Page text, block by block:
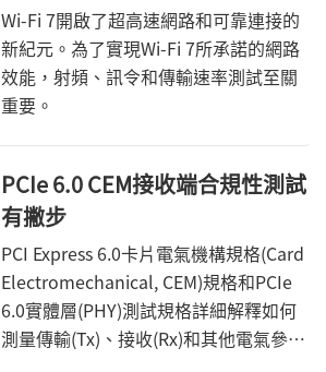
Wi-Fi 7開啟了超高速網路和可靠連接的
新紀元。為了實現Wi-Fi 7所承諾的網路
效能，射頻、訊令和傳輸速率測試至關
重要。
PCIe 6.0 CEM接收端合規性測試
有撇步
PCI Express 6.0卡片電氣機構規格(Card
Electromechanical, CEM)規格和PCIe
6.0實體層(PHY)測試規格詳細解釋如何
測量傳輸(Tx)、接收(Rx)和其他電氣參